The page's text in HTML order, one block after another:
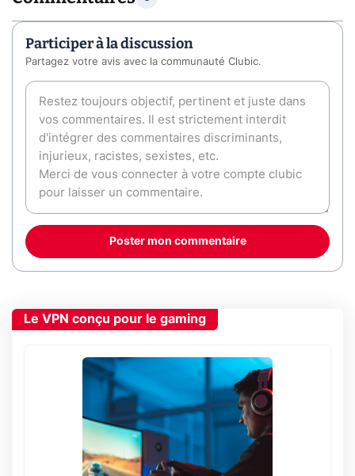
Participer à la discussion
Partagez votre avis avec la communauté Clubic.
Poster mon commentaire
Le VPN conçu pour le gaming